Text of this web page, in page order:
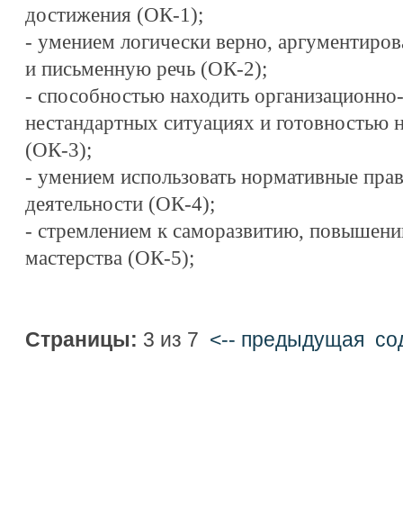
достижения (ОК-1);
- умением логически верно,
и письменную речь (ОК-2);
- способностью находить
нестандартных ситуациях и готовностью
(ОК-3);
- умением использовать нормативные
деятельности (ОК-4);
- стремлением к саморазвитию,
мастерства (ОК-5);
Страницы: 3 из 7 <-- предыдущая